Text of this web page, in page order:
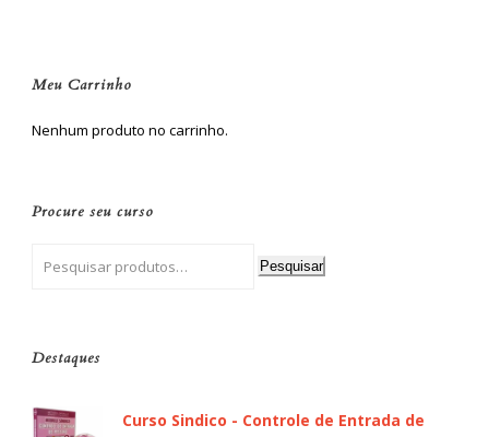
Meu Carrinho
Nenhum produto no carrinho.
Procure seu curso
Pesquisar
Destaques
Curso Sindico - Controle de Entrada de